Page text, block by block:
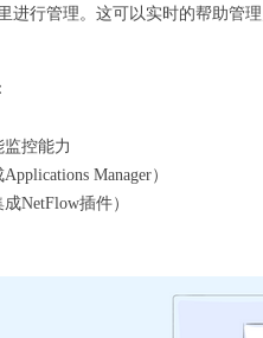
进行管理。这可以实时的帮助管
控能力
Manager）
NetFlow插件）